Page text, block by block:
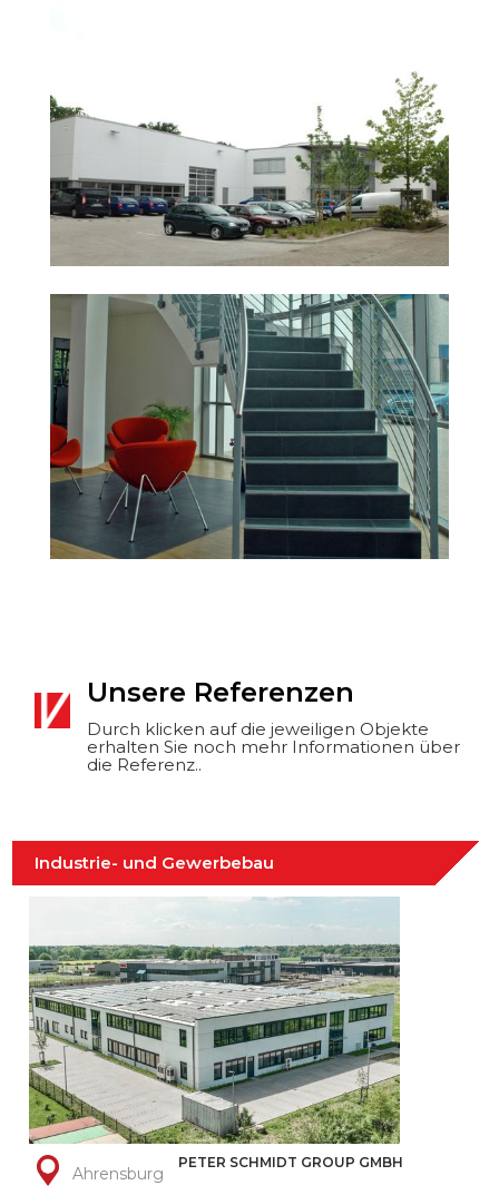
Unsere Referenzen
Durch klicken auf die jeweiligen Objekte
erhalten Sie noch mehr Informationen über
die Referenz..
Industrie- und Gewerbebau
Ahrensburg
PETER SCHMIDT GROUP GMBH